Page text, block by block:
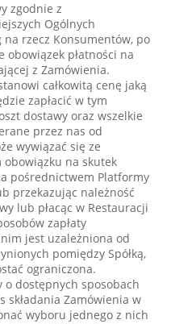
zgodnie z
Ogólnych
rzecz Konsumentów, po
płatności na
z Zamówienia.
całkowitą cenę jaką
zapłacić w tym
dostawy oraz wszelkie
przez nas od
wywiązać się ze
obowiązku na skutek
pośrednictwem Platformy
przekazując należność
lub płacąc w Restauracji
zapłaty
jest uzależniona od
pomiędzy Spółką,
ograniczona.
dostępnych sposobach
składania Zamówienia w
wyboru jednego z nich